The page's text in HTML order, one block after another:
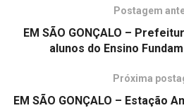
Postagem
EM SÃO GONÇALO –
alunos do Ensino
Próxima
EM SÃO GONÇALO – Estação